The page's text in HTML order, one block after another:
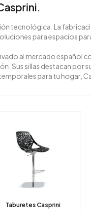
tecnológica. La
para espacios
al mercado
Sus sillas destacan por
para tu hogar,
Taburetes Casprini